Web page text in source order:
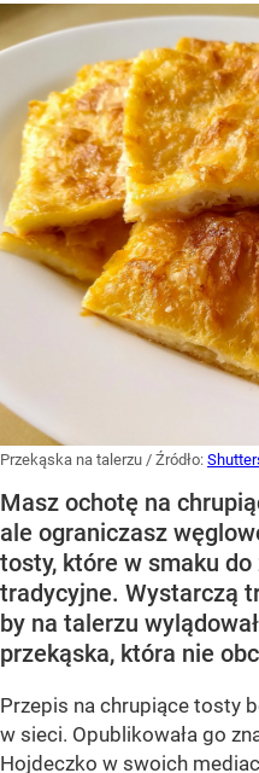
Przekąska na talerzu / Źródło:
Masz ochotę na
ale ograniczasz
tosty, które w smaku
tradycyjne. Wystarczą
by na talerzu
przekąska, która nie
Przepis na chrupiące tosty
w sieci. Opublikowała go
Hojdeczko w swoich